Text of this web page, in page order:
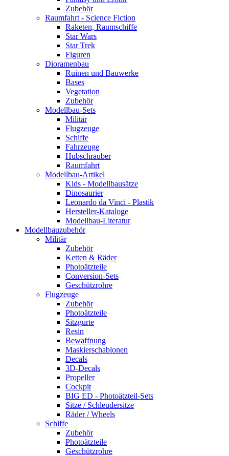
Zubehör
Raumfahrt - Science Fiction
Raketen, Raumschiffe
Star Wars
Star Trek
Figuren
Dioramenbau
Ruinen und Bauwerke
Bases
Vegetation
Zubehör
Modellbau-Sets
Militär
Flugzeuge
Schiffe
Fahrzeuge
Hubschrauber
Raumfahrt
Modellbau-Artikel
Kids - Modellbausätze
Dinosaurier
Leonardo da Vinci - Plastik
Hersteller-Kataloge
Modellbau-Literatur
Modellbauzubehör
Militär
Zubehör
Ketten & Räder
Photoätzteile
Conversion-Sets
Geschützrohre
Flugzeuge
Zubehör
Photoätzteile
Sitzgurte
Resin
Bewaffnung
Maskierschablonen
Decals
3D-Decals
Propeller
Cockpit
BIG ED - Photoätzteil-Sets
Sitze / Schleudersitze
Räder / Wheels
Schiffe
Zubehör
Photoätzteile
Geschützrohre